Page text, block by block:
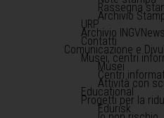
Rassegna
Archivio
URP
Archivio
Contatti
Comunicazione e
Musei, centri
Musei
Centri
Attività con
Educational
Progetti per la
Edurisk